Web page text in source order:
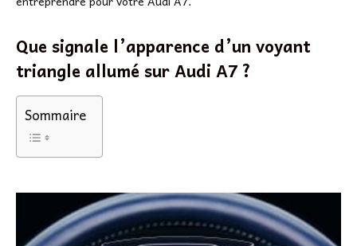
Que signale l’apparence d’un voyant
triangle allumé sur Audi A7 ?
Sommaire